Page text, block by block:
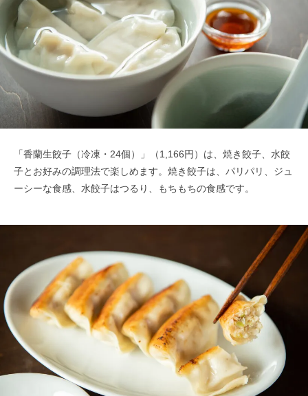
「香蘭生餃子（冷凍・24個）」（1,166円）は、焼き餃子、水餃
子と お好みの調理法で楽しめます。焼き餃子は、パリパリ、ジュ
ーシーな食感、水餃子はつるり、もちもちの食感です。